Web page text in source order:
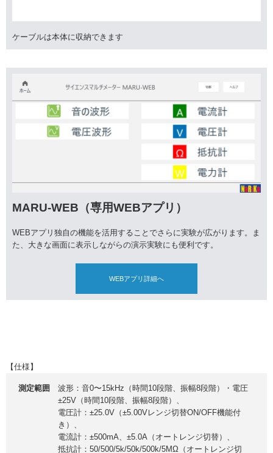
ケーブルは本体に収納できます
MARU-WEB（専用WEBアプリ）
WEBアプリ独自の機能を活用することでさらに実験が広がります。ま
た、大きな画面に表示しながらの演示実験にも便利です。
WEBアプリ詳細へ
【仕様】
測定範囲
波形：音0〜15kHz（時間10段階、振幅8段階）・電圧
±25V（時間10段階、振幅8段階）、
電圧計：±25.0V（±5.00Vレンジ切替ON/OFF機能付
き）、
電流計：±500mA、±5.0A（オートレンジ切替）、
抵抗計：50/500/5k/50k/500k/5MΩ（オートレンジ切